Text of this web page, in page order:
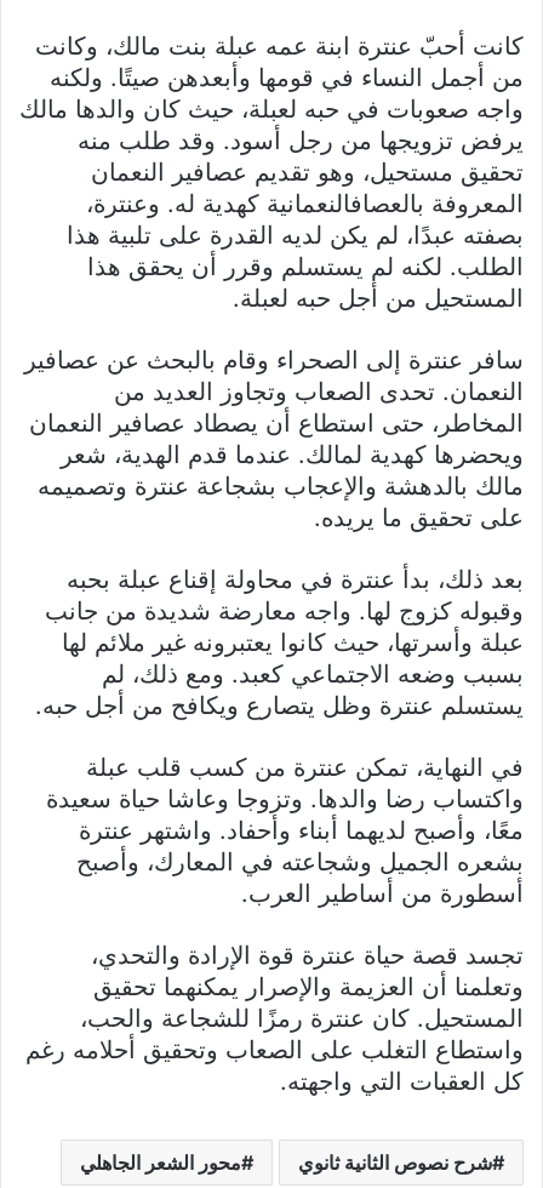
كانت أحبّ عنترة ابنة عمه عبلة بنت مالك، وكانت
من أجمل النساء في قومها وأبعدهن صيتًا. ولكنه
واجه صعوبات في حبه لعبلة، حيث كان والدها مالك
يرفض تزويجها من رجل أسود. وقد طلب منه
تحقيق مستحيل، وهو تقديم عصافير النعمان
المعروفة بالعصافالنعمانية كهدية له. وعنترة،
بصفته عبدًا، لم يكن لديه القدرة على تلبية هذا
الطلب. لكنه لم يستسلم وقرر أن يحقق هذا
المستحيل من أجل حبه لعبلة.
سافر عنترة إلى الصحراء وقام بالبحث عن عصافير
النعمان. تحدى الصعاب وتجاوز العديد من
المخاطر، حتى استطاع أن يصطاد عصافير النعمان
ويحضرها كهدية لمالك. عندما قدم الهدية، شعر
مالك بالدهشة والإعجاب بشجاعة عنترة وتصميمه
على تحقيق ما يريده.
بعد ذلك، بدأ عنترة في محاولة إقناع عبلة بحبه
وقبوله كزوج لها. واجه معارضة شديدة من جانب
عبلة وأسرتها، حيث كانوا يعتبرونه غير ملائم لها
بسبب وضعه الاجتماعي كعبد. ومع ذلك، لم
يستسلم عنترة وظل يتصارع ويكافح من أجل حبه.
في النهاية، تمكن عنترة من كسب قلب عبلة
واكتساب رضا والدها. وتزوجا وعاشا حياة سعيدة
معًا، وأصبح لديهما أبناء وأحفاد. واشتهر عنترة
بشعره الجميل وشجاعته في المعارك، وأصبح
أسطورة من أساطير العرب.
تجسد قصة حياة عنترة قوة الإرادة والتحدي،
وتعلمنا أن العزيمة والإصرار يمكنهما تحقيق
المستحيل. كان عنترة رمزًا للشجاعة والحب،
واستطاع التغلب على الصعاب وتحقيق أحلامه رغم
كل العقبات التي واجهته.
شرح نصوص الثانية ثانوي محور الشعر الجاهلي